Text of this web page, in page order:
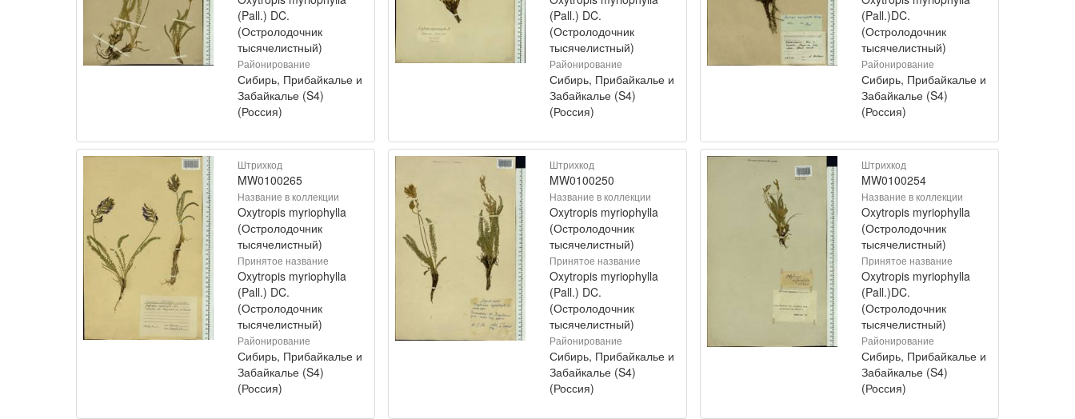
(Pall.) DC.
(Остролодочник
тысячелистный)
Районирование
Сибирь, Прибайкалье и
Забайкалье (S4)
(Россия)
(Pall.) DC.
(Остролодочник
тысячелистный)
Районирование
Сибирь, Прибайкалье и
Забайкалье (S4)
(Россия)
(Pall.)DC.
(Остролодочник
тысячелистный)
Районирование
Сибирь, Прибайкалье и
Забайкалье (S4)
(Россия)
Штрихкод
MW0100265
Название в коллекции
Oxytropis myriophylla
(Остролодочник
тысячелистный)
Принятое название
Oxytropis myriophylla
(Pall.) DC.
(Остролодочник
тысячелистный)
Районирование
Сибирь, Прибайкалье и
Забайкалье (S4)
(Россия)
Штрихкод
MW0100250
Название в коллекции
Oxytropis myriophylla
(Остролодочник
тысячелистный)
Принятое название
Oxytropis myriophylla
(Pall.) DC.
(Остролодочник
тысячелистный)
Районирование
Сибирь, Прибайкалье и
Забайкалье (S4)
(Россия)
Штрихкод
MW0100254
Название в коллекции
Oxytropis myriophylla
(Остролодочник
тысячелистный)
Принятое название
Oxytropis myriophylla
(Pall.)DC.
(Остролодочник
тысячелистный)
Районирование
Сибирь, Прибайкалье и
Забайкалье (S4)
(Россия)